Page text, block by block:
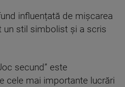
influențată de mișcarea
stil simbolist și a scris
secund” este
cele mai importante lucrări